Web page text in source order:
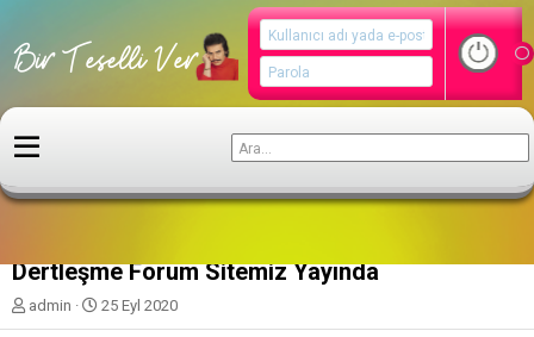
Dertleşme Forum Sitemiz Yayında
K
o
admin
B
a
25 Eyl 2020